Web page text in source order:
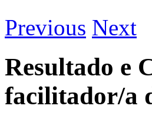
Previous Next
Resultado e
facilitador/a